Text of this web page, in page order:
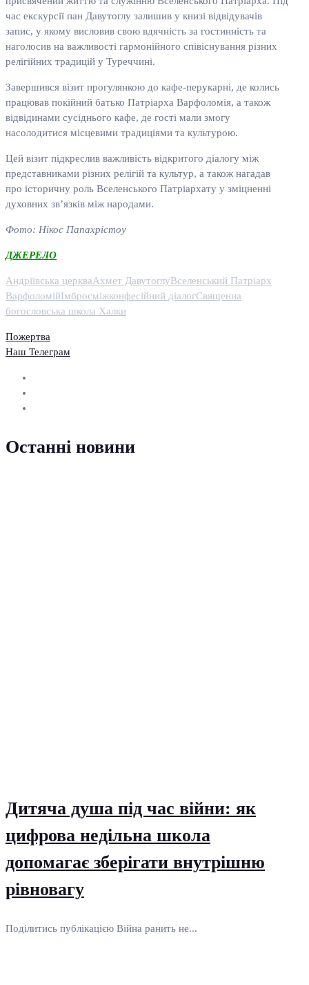
час екскурсії пан Давутоглу залишив у книзі відвідувачів
запис, у якому висловив свою вдячність за гостинність та
наголосив на важливості гармонійного співіснування різних
релігійних традицій у Туреччині.
Завершився візит прогулянкою до кафе-перукарні, де колись
працював покійний батько Патріарха Варфоломія, а також
відвідинами сусіднього кафе, де гості мали змогу
насолодитися місцевими традиціями та культурою.
Цей візит підкреслив важливість відкритого діалогу між
представниками різних релігій та культур, а також нагадав
про історичну роль Вселенського Патріархату у зміцненні
духовних зв’язків між народами.
Фото: Нікос Папахрістоу
ДЖЕРЕЛО
Андріївська церкваАхмет ДавутоглуВселенський Патріарх
ВарфоломійІмбросміжконфесійний діалогСвященна
богословська школа Халки
Пожертва
Наш Телеграм
Останні новини
Дитяча душа під час війни: як
цифрова недільна школа
допомагає зберігати внутрішню
рівновагу
Поділитись публікацією Війна ранить не...